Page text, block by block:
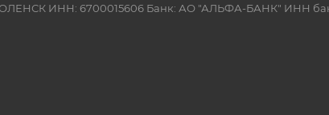
ИНН: 6700015606 Банк: АО "АЛЬФА-БАНК" ИНН